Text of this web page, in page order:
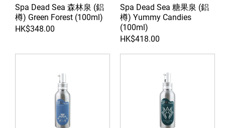
Spa Dead Sea 森林泉 (鋁
樽) Green Forest (100ml)
HK$348.00
Spa Dead Sea 糖果泉 (鋁
樽) Yummy Candies
(100ml)
HK$418.00